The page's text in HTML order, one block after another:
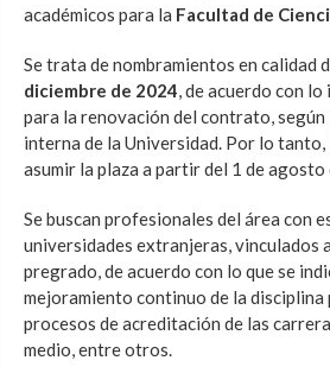
académicos para la Facultad de
Se trata de nombramientos en calidad
diciembre de 2024 , de acuerdo con
para la renovación del contrato,
interna de la Universidad. Por lo
asumir la plaza a partir del 1 de agosto
Se buscan profesionales del área con
universidades extranjeras, vinculados
pregrado, de acuerdo con lo que se
mejoramiento continuo de la
procesos de acreditación de las
medio, entre otros.